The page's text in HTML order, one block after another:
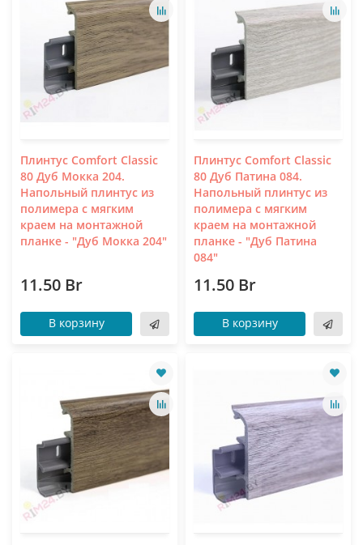
Плинтус Comfort Classic
80 Дуб Мокка 204.
Напольный плинтус из
полимера с мягким
краем на монтажной
планке - "Дуб Мокка 204"
11.50 Br
В корзину
Плинтус Comfort Classic
80 Дуб Патина 084.
Напольный плинтус из
полимера с мягким
краем на монтажной
планке - "Дуб Патина
084"
11.50 Br
В корзину